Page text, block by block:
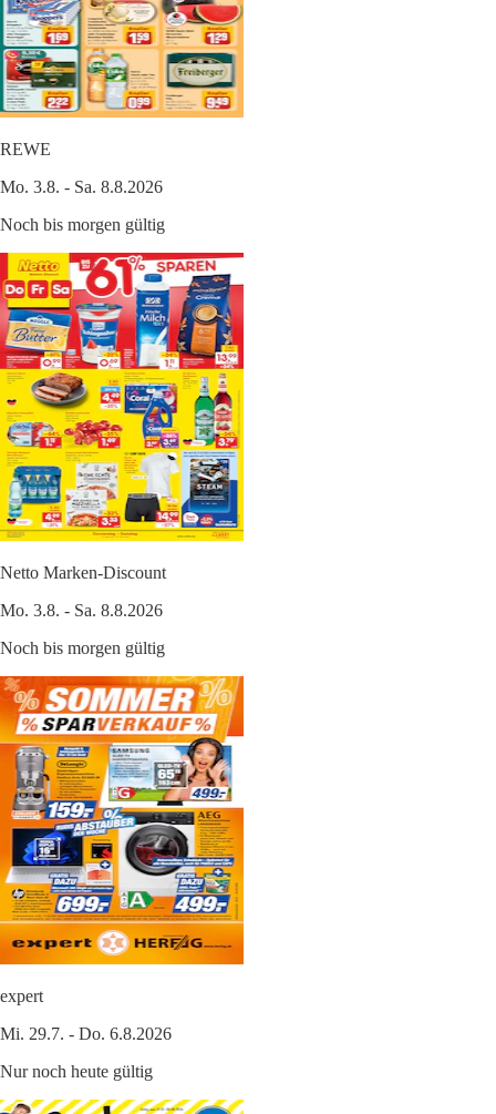
REWE
Mo. 3.8. - Sa. 8.8.2026
Noch bis morgen gültig
Netto Marken-Discount
Mo. 3.8. - Sa. 8.8.2026
Noch bis morgen gültig
expert
Mi. 29.7. - Do. 6.8.2026
Nur noch heute gültig